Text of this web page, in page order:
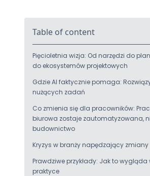
Table of content
‍Pięcioletnia wizja: Od narzędzi do
do ekosystemów projektowych
Gdzie AI faktycznie pomaga:
nużących zadań
Co zmienia się dla pracowników:
biurowa zostaje zautomatyzowana,
budownictwo
Kryzys w branży napędzający zmiany
Prawdziwe przykłady: Jak to wygląda
praktyce